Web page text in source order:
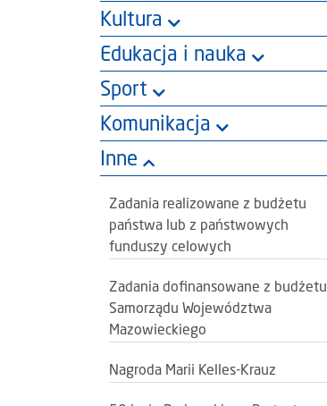
Kultura
Edukacja i nauka
Sport
Komunikacja
Inne
Zadania realizowane z budżetu
państwa lub z państwowych
funduszy celowych
Zadania dofinansowane z budżetu
Samorządu Województwa
Mazowieckiego
Nagroda Marii Kelles-Krauz